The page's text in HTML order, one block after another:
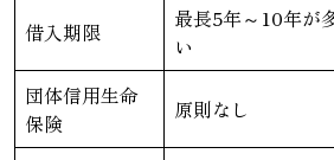
借入期限
最長5年～10年が
い
団体信用生命
保険
原則なし